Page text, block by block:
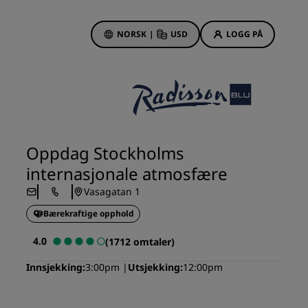
NORSK | USD LOGG PÅ
Hotelltilbud
Første gang er det ekstra
hyggelig
Deals of the Day
Bestill på forhånd
Se pakkene våre
Reiseideer
Oppdag Stockholms
internasjonale atmosfære
Vasagatan 1
Bærekraftige opphold
4.0
(1712 omtaler)
Innsjekking 3:00pm Utsjekking 12:00pm